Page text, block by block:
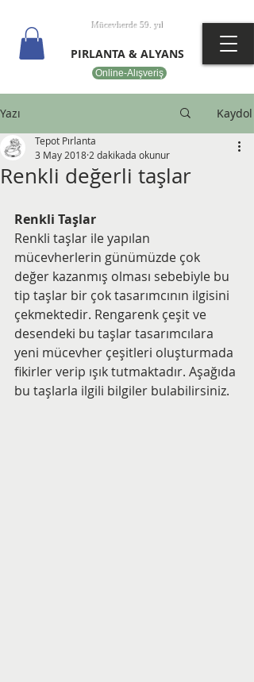
Online-Alışveriş
Mücevherde 59. yıl
PIRLANTA & ALYANS
Yazı Kaydol
Renkli değerli taşlar
Tepot Pırlanta
3 May 2018 2 dakikada okunur
Renkli Taşlar
Renkli taşlar ile yapılan
mücevherlerin günümüzde çok
değer kazanmış olması sebebiyle bu
tip taşlar bir çok tasarımcının ilgisini
çekmektedir. Rengarenk çeşit ve
desendeki bu taşlar tasarımcılara
yeni mücevher çeşitleri oluşturmada
fikirler verip ışık tutmaktadır. Aşağıda
bu taşlarla ilgili bilgiler bulabilirsiniz.